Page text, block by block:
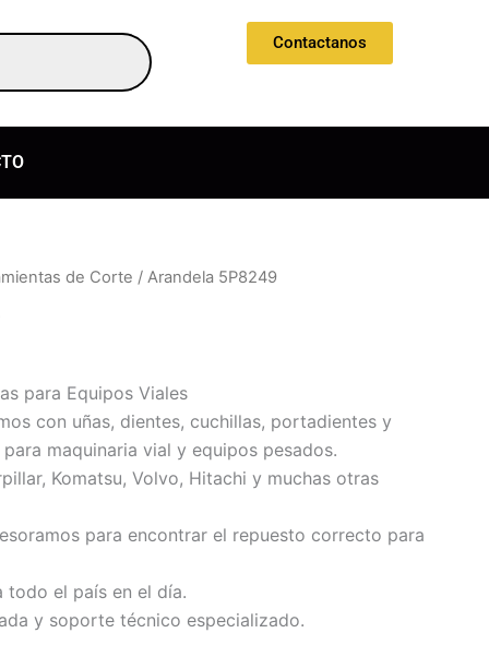
Contactanos
de Corte / Arandela 5P8249
para Equipos Viales
con uñas, dientes, cuchillas, portadientes y
maquinaria vial y equipos pesados.
Komatsu, Volvo, Hitachi y muchas otras
para encontrar el repuesto correcto para
todo el país en el día.
y soporte técnico especializado.